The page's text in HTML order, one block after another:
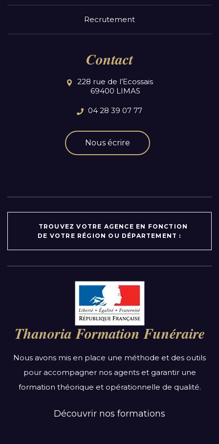
Recrutement
Contact
228 rue de l’Ecossais
69400 LIMAS
04 28 39 07 77
Nous écrire
TROUVEZ VOTRE AGENCE EN FONCTION
DE VOTRE RÉGION OU DÉPARTEMENT :
Auvergne-Rhône-Alpes
Bourgogne-Franche-Comté
Bretagne
Centre-Val de Loire
Grand Est
Hauts-de-France
Normandie
Thanoria Formation Funéraire
Nous avons mis en place une méthode et des outils
pour accompagner nos agents et garantir une
formation théorique et opérationnelle de qualité.
Découvrir nos formations